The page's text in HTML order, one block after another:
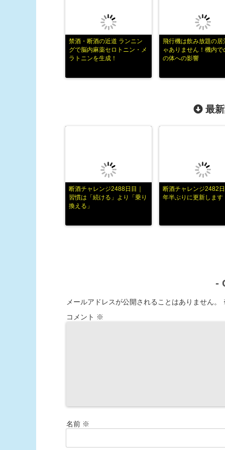
禁酒・断酒の近道 ランニン
グで脳内麻薬セロトニン・メ
ラトニンを生成！
飛行機は飲み放題の居
ゃありません！機内で
の体への影響
最
断酒チャレンジ2488日目｜
習慣は「続ける」より「乗り
換える」
断酒チャレンジ2482
年半ぶりに更新します
-
メールアドレスが公開されることはありません。
コメント ※
名前 ※